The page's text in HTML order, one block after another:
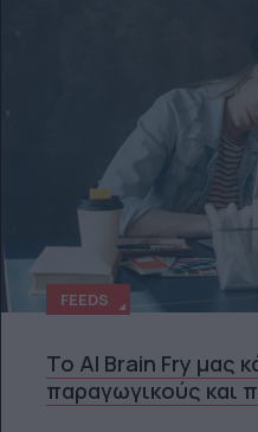
FEEDS
Το AI Brain Fry μας
παραγωγικούς και